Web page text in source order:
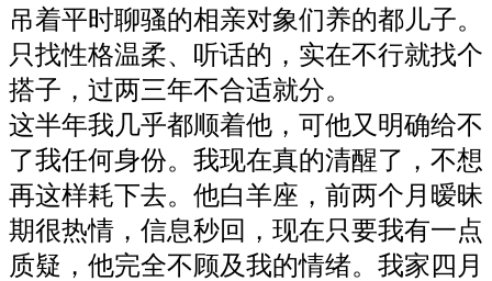
吊着平时聊骚的相亲对象们养的都儿子。
只找性格温柔、听话的，实在不行就找个
搭子，过两三年不合适就分。
这半年我几乎都顺着他，可他又明确给不
了我任何身份。我现在真的清醒了，不想
再这样耗下去。他白羊座，前两个月暧昧
期很热情，信息秒回，现在只要我有一点
质疑，他完全不顾及我的情绪。我家四月